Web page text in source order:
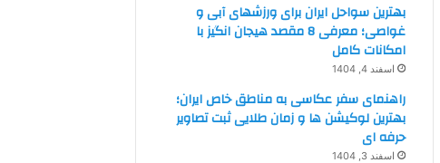
بهترین سواحل ایران برای ورزشهای آبی و
غواصی؛ معرفی 8 مقصد هیجان انگیز با
امکانات کامل
اسفند 4, 1404
راهنمای سفر عکاسی به مناطق خاص ایران؛
بهترین لوکیشن ها و زمان طلایی ثبت تصاویر
حرفه ای
اسفند 3, 1404